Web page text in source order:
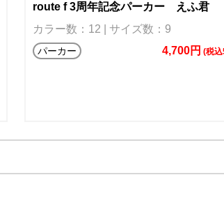
route f 3周年記念パーカー えふ君
カラー数：12 | サイズ数：9
パーカー 4,700円 (税